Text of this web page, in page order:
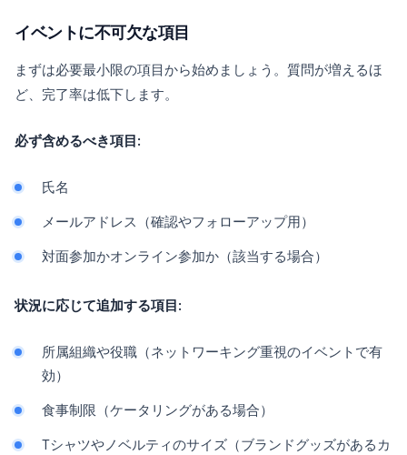
イベントに不可欠な項目
まずは必要最小限の項目から始めましょう。質問が増えるほ
ど、完了率は低下します。
必ず含めるべき項目:
氏名
メールアドレス（確認やフォローアップ用）
対面参加かオンライン参加か（該当する場合）
状況に応じて追加する項目:
所属組織や役職（ネットワーキング重視のイベントで有
効）
食事制限（ケータリングがある場合）
Tシャツやノベルティのサイズ（ブランドグッズがあるカ